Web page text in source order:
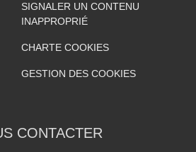
SIGNALER UN CONTENU
INAPPROPRIÉ
CHARTE COOKIES
GESTION DES COOKIES
CONTACTER